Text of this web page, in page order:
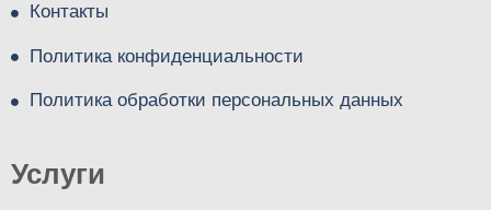
Контакты
Политика конфиденциальности
Политика обработки персональных данных
Услуги